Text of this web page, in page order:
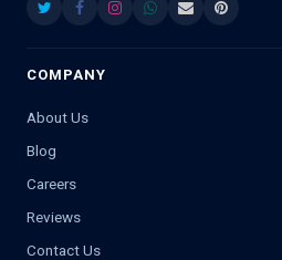
COMPANY
About Us
Blog
Careers
Reviews
Contact Us